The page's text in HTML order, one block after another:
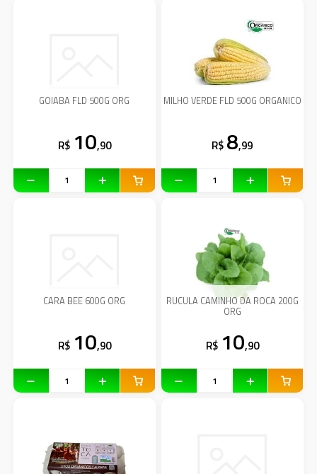
GOIABA FLD 500G ORG
R$ 10,90
MILHO VERDE FLD 500G ORGANICO
R$ 8,99
CARA BEE 600G ORG
R$ 10,90
RUCULA CAMINHO DA ROCA 200G
ORG
R$ 10,90